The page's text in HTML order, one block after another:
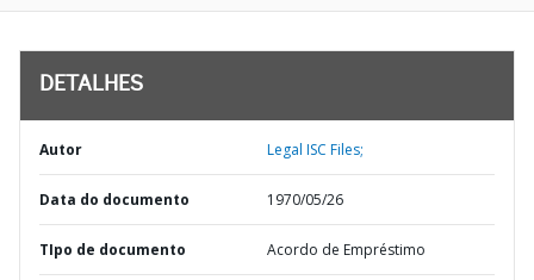
DETALHES
Autor Legal ISC Files;
Data do documento 1970/05/26
TIpo de documento Acordo de Empréstimo